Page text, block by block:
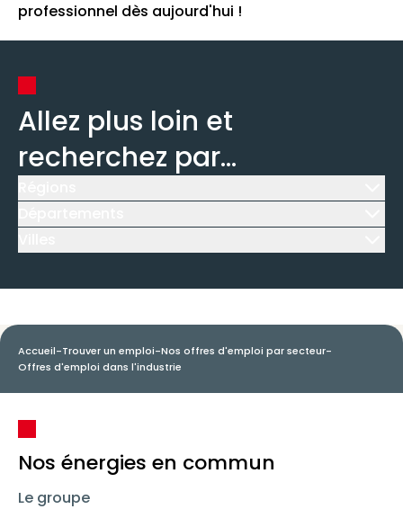
professionnel dès aujourd'hui !
Allez plus loin et
recherchez par...
Accueil-Trouver un emploi-Nos offres d'emploi par secteur-
Offres d'emploi dans l'industrie
Nos énergies en commun
Le groupe